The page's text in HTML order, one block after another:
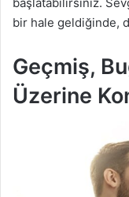
bir hale geldiğinde,
Geçmiş,
Üzerine